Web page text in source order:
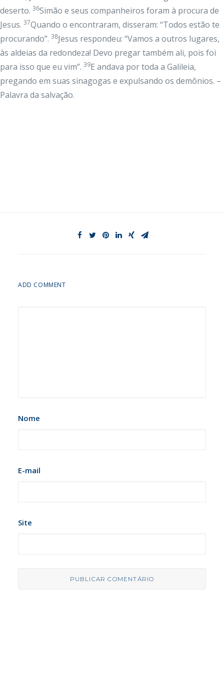
deserto. 36Simão e seus companheiros foram à procura de
Jesus. 37Quando o encontraram, disseram: “Todos estão te
procurando”. 38Jesus respondeu: “Vamos a outros lugares,
às aldeias da redondeza! Devo pregar também ali, pois foi
para isso que eu vim”. 39E andava por toda a Galileia,
pregando em suas sinagogas e expulsando os demônios. –
Palavra da salvação.
ADD COMMENT
Nome
E-mail
Site